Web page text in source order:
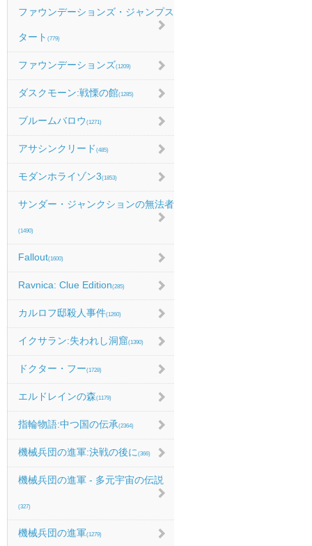
ファウンデーションズ・ジャンプス
タート (779)
ファウンデーションズ(1209)
ダスクモーン:戦慄の館(1285)
ブルームバロウ (1271)
アサシンクリード (485)
モダンホライゾン3(1853)
サンダー・ジャンクションの無法者
(1490)
Fallout(1600)
Ravnica: Clue Edition(285)
カルロフ邸殺人事件(1260)
イクサラン:失われし洞窟(1390)
ドクター・フー(1728)
エルドレインの森(1179)
指輪物語:中つ国の伝承(2364)
機械兵団の進軍:決戦の後に (366)
機械兵団の進軍 - 多元宇宙の伝説
(327)
機械兵団の進軍(1279)